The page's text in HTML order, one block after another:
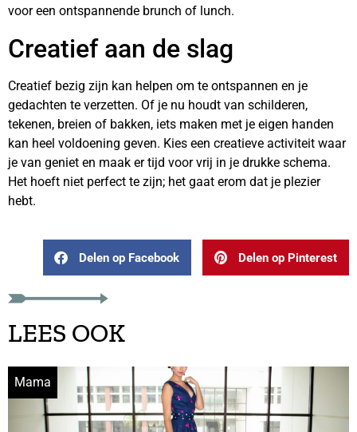
voor een ontspannende brunch of lunch.
Creatief aan de slag
Creatief bezig zijn kan helpen om te ontspannen en je
gedachten te verzetten. Of je nu houdt van schilderen,
tekenen, breien of bakken, iets maken met je eigen handen
kan heel voldoening geven. Kies een creatieve activiteit waar
je van geniet en maak er tijd voor vrij in je drukke schema.
Het hoeft niet perfect te zijn; het gaat erom dat je plezier
hebt.
Delen op Facebook Delen op Pinterest
LEES OOK
Mama